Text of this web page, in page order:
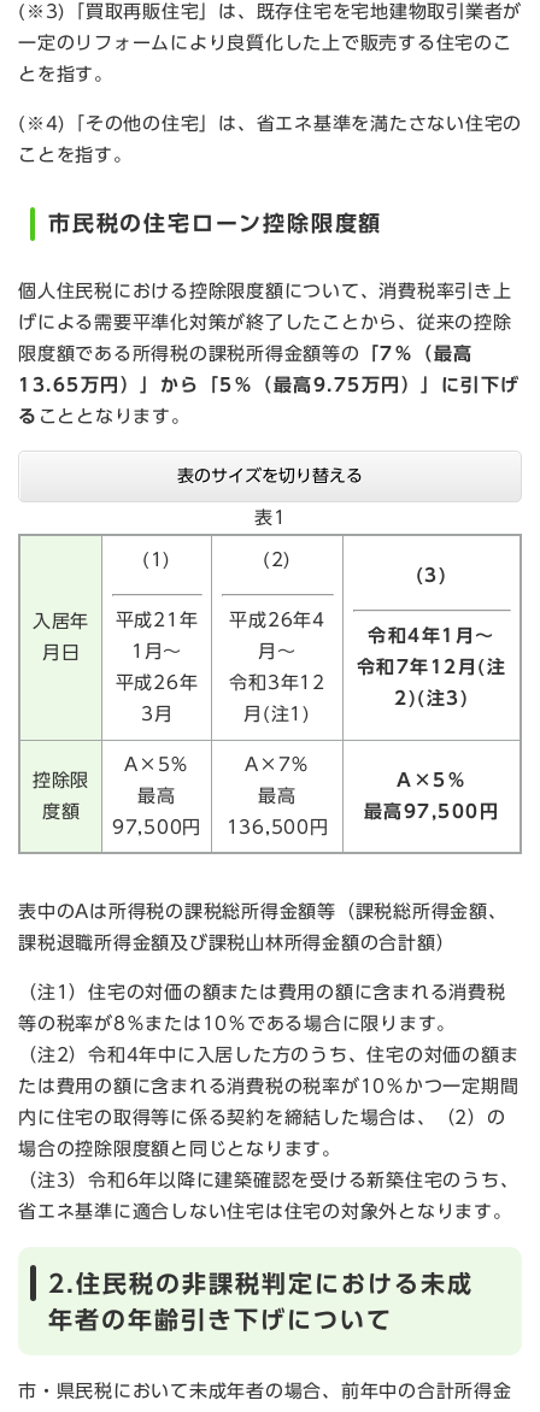
(※3)「​​​買取再販住宅」は、既存住宅を宅地建物取引業者が
一定のリフォームにより良質化した上で販売する住宅のこ
とを指す。
(※4)「その他の住宅」は、省エネ基準を満たさない住宅の
ことを指す。
市民税の住宅ローン控除限度額
個人住民税における控除限度額について、消費税率引き上
げによる需要平準化対策が終了したことから、従来の控除
限度額である所得税の課税所得金額等の 「7％（最高
13.65万円）」から「5％（最高9.75万円）」に引下げ
る こととなります。
表のサイズを切り替える
表1
入居年
月日
(1)
平成21年
1月～
平成26年
3月
(2)
平成26年4
月～
令和3年12
月(注1)
(3)
令和4年1月～
令和7年12月(注
2)(注3)
控除限
度額
A×5％
最高
97,500円
A×7％
最高
136,500円
A×5％
最高97,500円
表中のAは所得税の課税総所得金額等（課税総所得金額、
課税退職所得金額及び課税山林所得金額の合計額）
（注1）住宅の対価の額または費用の額に含まれる消費税
等の税率が8％または10％である場合に限ります。
（注2）令和4年中に入居した方のうち、住宅の対価の額ま
たは費用の額に含まれる消費税の税率が10％かつ一定期間
内に住宅の取得等に係る契約を締結した場合は、（2）の
場合の控除限度額と同じとなります。
（注3）令和6年以降に建築確認を受ける新築住宅のうち、
省エネ基準に適合しない住宅は住宅の対象外となります。
2.住民税の非課税判定における未成
年者の年齢引き下げについて
市・県民税において未成年者の場合、前年中の合計所得金